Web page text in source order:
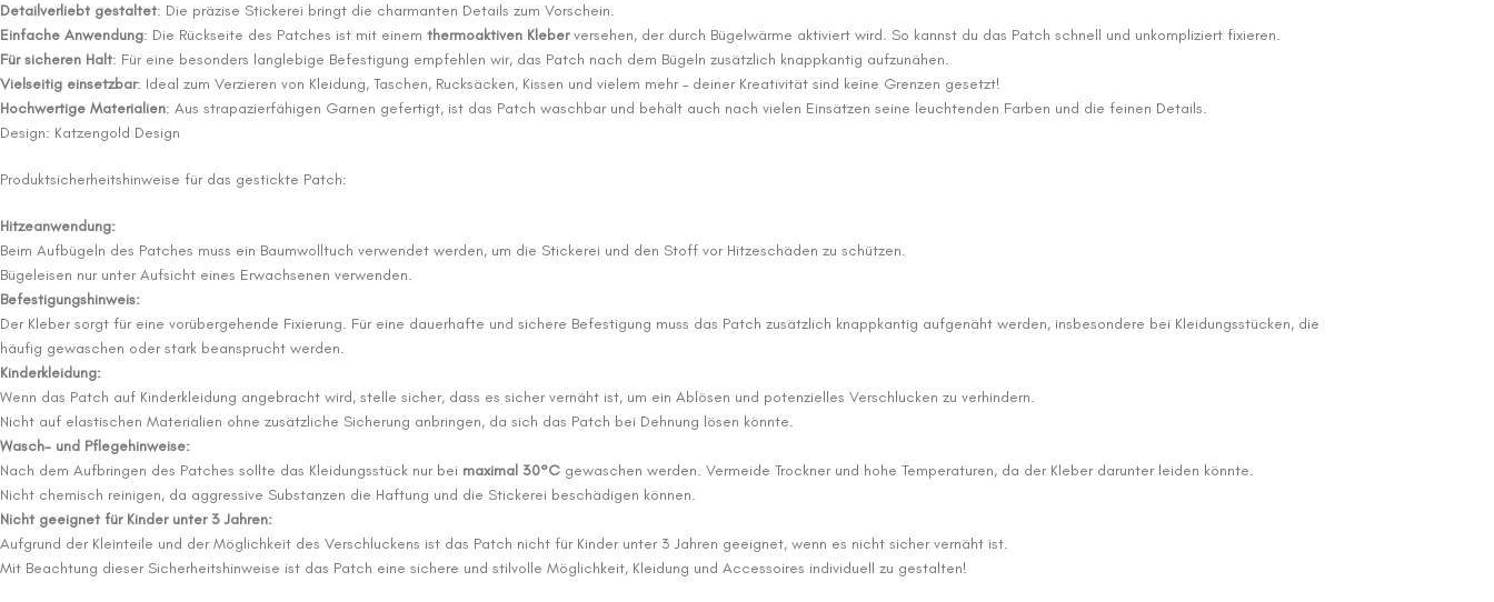
Detailverliebt gestaltet: Die präzise Stickerei bringt die charmanten Details zum Vorschein.
Einfache Anwendung: Die Rückseite des Patches ist mit einem thermoaktiven Kleberversehen, der durch Bügelwärme aktiviert wird. So kannst du das Patch schnell und unkompliziert fixieren.
Für sicheren Halt: Für eine besonders langlebige Befestigung empfehlen wir, das Patch nach dem Bügeln zusätzlich knappkantig aufzunähen.
Vielseitig einsetzbar: Ideal zum Verzieren von Kleidung, Taschen, Rucksäcken, Kissen und vielem mehr – deiner Kreativität sind keine Grenzen gesetzt!
Hochwertige Materialien: Aus strapazierfähigen Garnen gefertigt, ist das Patch waschbar und behält auch nach vielen Einsätzen seine leuchtenden Farben und die feinen Details.
Design: Katzengold Design
Produktsicherheitshinweise für das gestickte Patch:
Hitzeanwendung:
Beim Aufbügeln des Patches muss ein Baumwolltuch verwendet werden, um die Stickerei und den Stoff vor Hitzeschäden zu schützen.
Bügeleisen nur unter Aufsicht eines Erwachsenen verwenden.
Befestigungshinweis:
Der Kleber sorgt für eine vorübergehende Fixierung. Für eine dauerhafte und sichere Befestigung muss das Patch zusätzlich knappkantig aufgenäht werden, insbesondere bei Kleidungsstücken, die
häufig gewaschen oder stark beansprucht werden.
Kinderkleidung:
Wenn das Patch auf Kinderkleidung angebracht wird, stelle sicher, dass es sicher vernäht ist, um ein Ablösen und potenzielles Verschlucken zu verhindern.
Nicht auf elastischen Materialien ohne zusätzliche Sicherung anbringen, da sich das Patch bei Dehnung lösen könnte.
Wasch- und Pflegehinweise:
Nach dem Aufbringen des Patches sollte das Kleidungsstück nur bei maximal 30°C gewaschen werden. Vermeide Trockner und hohe Temperaturen, da der Kleber darunter leiden könnte.
Nicht chemisch reinigen, da aggressive Substanzen die Haftung und die Stickerei beschädigen können.
Nicht geeignet für Kinder unter 3 Jahren:
Aufgrund der Kleinteile und der Möglichkeit des Verschluckens ist das Patch nicht für Kinder unter 3 Jahren geeignet, wenn es nicht sicher vernäht ist.
Mit Beachtung dieser Sicherheitshinweise ist das Patch eine sichere und stilvolle Möglichkeit, Kleidung und Accessoires individuell zu gestalten!